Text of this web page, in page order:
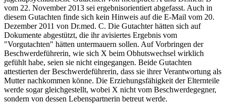
vom 22. November 2013 sei ergebnisorientiert abgefasst. Auch in
diesem Gutachten finde sich kein Hinweis auf die E-Mail vom 20.
Dezember 2011 von Dr.med. C. Die Gutachter hätten sich auf
Dokumente abgestützt, die ihr avisiertes Ergebnis vom
"Vorgutachten" hätten untermauern sollen. Auf Vorbringen der
Beschwerdeführerin, wie sich X beim Obhutswechsel wirklich
gefühlt habe, seien sie nicht eingegangen. Beide Gutachten
attestierten der Beschwerdeführerin, dass sie ihrer Verantwortung als
Mutter nachkommen könne. Die Erziehungsfähigkeit der Elternteile
werde sogar gleichgestellt, wobei X nicht vom Beschwerdegegner,
sondern von dessen Lebenspartnerin betreut werde.